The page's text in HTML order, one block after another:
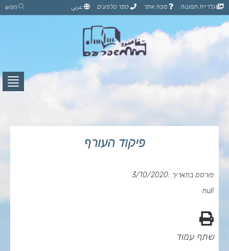
דלג
לתוכן
הדף
גלריית תמונות מפת אתר ספר טלפונים عربي חפש
לחץ
פיקוד העורף
פורסם בתאריך :3/10/2020
null
הדפס
שתף עמוד